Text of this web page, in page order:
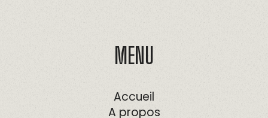
MENU
Accueil
A propos